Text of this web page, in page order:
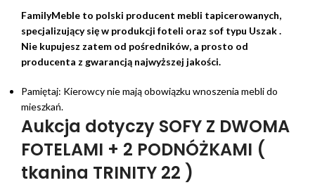
FamilyMeble to polski producent mebli tapicerowanych,
specjalizujący się w produkcji foteli oraz sof typu Uszak .
Nie kupujesz zatem od pośredników, a prosto od
producenta z gwarancją najwyższej jakości.
Pamiętaj: Kierowcy nie mają obowiązku wnoszenia mebli do
mieszkań.
Aukcja dotyczy SOFY Z DWOMA
FOTELAMI + 2 PODNÓŻKAMI (
tkanina TRINITY 22 )